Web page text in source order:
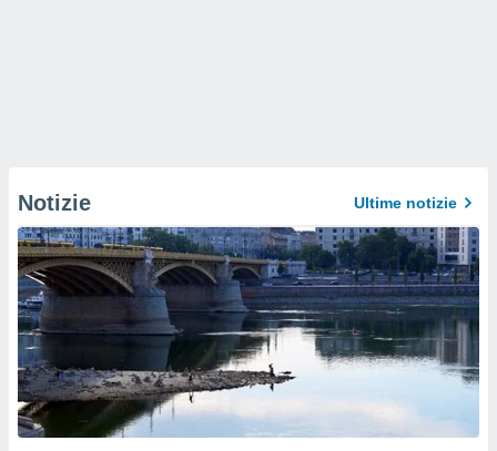
Notizie Ultime notizie